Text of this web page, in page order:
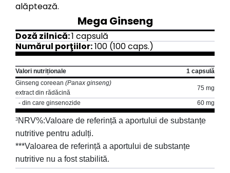
alăptează.
Mega Ginseng
Doză zilnică:1 capsulă
Numărul porţiilor:100 (100 caps.)
Valori nutriționale
1 capsulă
Ginseng coreean (Panax ginseng)
extract din rădăcină
75 mg
- din care ginsenozide 60 mg
3 NRV%:Valoare de referință a aportului de substanțe
nutritive pentru adulți.
***Valoarea de referință a aportului de substanțe
nutritive nu a fost stabilită.